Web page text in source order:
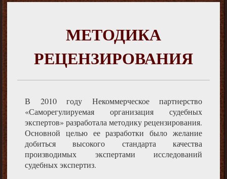
МЕТОДИКА
РЕЦЕНЗИРОВАНИЯ
В 2010 году Некоммерческое партнерство
«Саморегулируемая организация судебных
экспертов» разработала методику рецензирования.
Основной целью ее разработки было желание
добиться высокого стандарта качества
производимых экспертами исследований
судебных экспертиз.